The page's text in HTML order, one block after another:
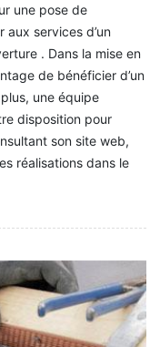
une pose de
services d’un
. Dans la mise en
de bénéficier d’un
une équipe
disposition pour
son site web,
réalisations dans le